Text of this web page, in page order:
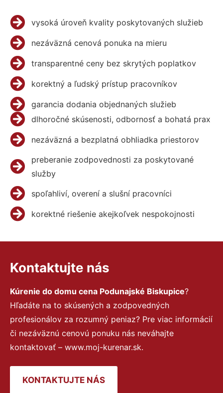
vysoká úroveň kvality poskytovaných služieb
nezáväzná cenová ponuka na mieru
transparentné ceny bez skrytých poplatkov
korektný a ľudský prístup pracovníkov
garancia dodania objednaných služieb
dlhoročné skúsenosti, odbornosť a bohatá prax
nezáväzná a bezplatná obhliadka priestorov
preberanie zodpovednosti za poskytované
služby
spoľahliví, overení a slušní pracovníci
korektné riešenie akejkoľvek nespokojnosti
Kontaktujte nás
Kúrenie do domu cena Podunajské Biskupice?
Hľadáte na to skúsených a zodpovedných
profesionálov za rozumný peniaz? Pre viac informácií
či nezáväznú cenovú ponuku nás neváhajte
kontaktovať – www.moj-kurenar.sk.
KONTAKTUJTE NÁS